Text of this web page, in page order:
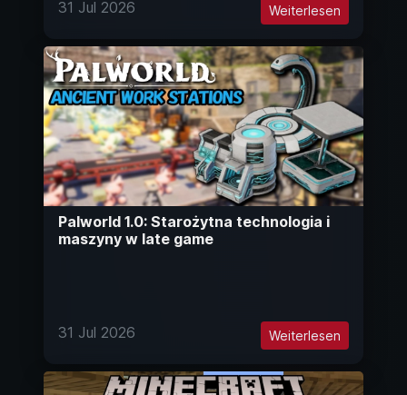
31 Jul 2026 Weiterlesen
Palworld 1.0: Starożytna technologia i
maszyny w late game
31 Jul 2026 Weiterlesen